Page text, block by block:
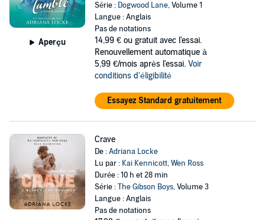
Aperçu
Série : Dogwood Lane, Volume 1
Langue : Anglais
Pas de notations
14,99 € ou gratuit avec l'essai.
Renouvellement automatique à
5,99 €/mois après l'essai. Voir
conditions d'éligibilité
Essayez Standard gratuitement
Crave
De :Adriana Locke
Lu par : Kai Kennicott,Wen Ross
Durée : 10 h et 28 min
Série :The Gibson Boys, Volume 3
Langue : Anglais
Pas de notations